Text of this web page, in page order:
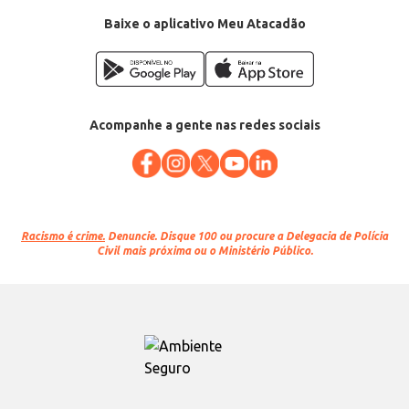
Baixe o aplicativo Meu Atacadão
Acompanhe a gente nas redes sociais
Racismo é crime. Denuncie. Disque 100 ou procure a Delegacia de Polícia
Civil mais próxima ou o Ministério Público.